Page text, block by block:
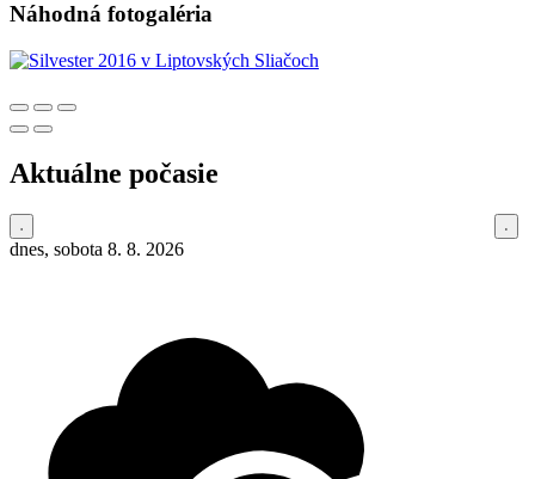
Náhodná fotogaléria
Aktuálne počasie
dnes, sobota 8. 8. 2026